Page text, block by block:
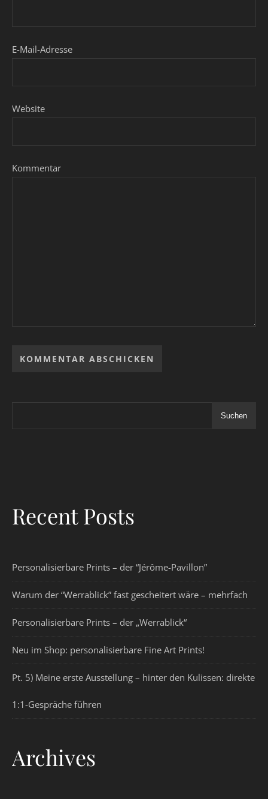
E-Mail-Adresse
Website
Kommentar
Suchen
Recent Posts
Personalisierbare Prints – der “Jérôme-Pavillon”
Warum der “Werrablick” fast gescheitert wäre – mehrfach
Personalisierbare Prints – der „Werrablick“
Neu im Shop: personalisierbare Fine Art Prints!
Pt. 5) Meine erste Ausstellung – hinter den Kulissen: direkte
1:1-Gespräche führen
Archives